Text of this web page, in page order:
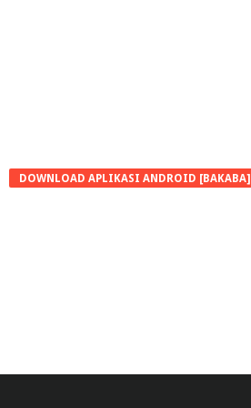
DOWNLOAD APLIKASI ANDROID [BAKABA]